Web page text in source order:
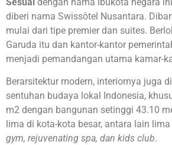
diberi nama Swissôtel Nusantara.
mulai dari tipe premier dan suites.
Garuda itu dan kantor-kantor
menjadi pemandangan utama kamar-
Berarsitektur modern, interiornya juga
sentuhan budaya lokal Indonesia,
m2 dengan bangunan setinggi 43.10
lima di kota-kota besar, antara lain
gym, rejuvenating spa, dan kids club.